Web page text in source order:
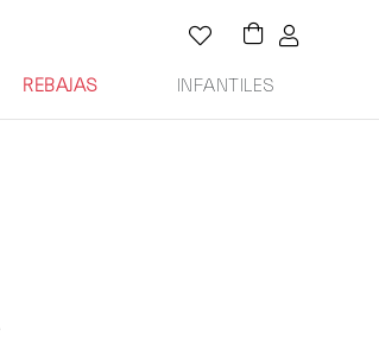
REBAJAS INFANTILES